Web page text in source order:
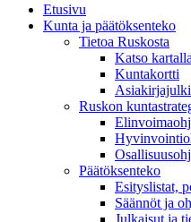
Etusivu
Kunta ja päätöksenteko
Tietoa Ruskosta
Katso kartalla
Kuntakortti
Ruskon
Päätöksenteko
Esityslistat,
Säännöt ja
Julkaisut ja